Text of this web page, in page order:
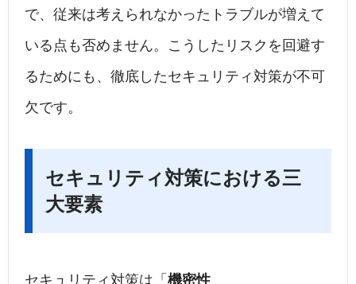
で、従来は考えられなかったトラブルが増えて
いる点も否めません。こうしたリスクを回避す
るためにも、徹底したセキュリティ対策が不可
欠です。
セキュリティ対策における三
大要素
セキュリティ対策は「 機密性